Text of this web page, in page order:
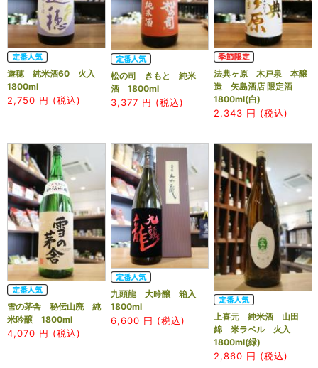
遊穂 純米酒60 火入
1800ml
2,750 円 (税込)
松の司 きもと 純米
酒 1800ml
3,377 円 (税込)
法典ヶ原 木戸泉 本醸
造 矢島酒店 限定酒
1800ml(白)
2,343 円 (税込)
雪の茅舎 秘伝山廃 純
米吟醸 1800ml
4,070 円 (税込)
九頭龍 大吟醸 箱入
1800ml
6,600 円 (税込)
上喜元 純米酒 山田
錦 米ラベル 火入
1800ml(緑)
2,860 円 (税込)